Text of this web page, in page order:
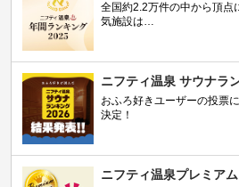
全国約2.2万件の中から頂点
気施設は…
ニフティ温泉 サウナラ
おふろ好きユーザーの投票
決定！
ニフティ温泉プレミア